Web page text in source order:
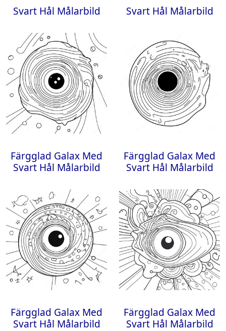
Svart Hål Målarbild Svart Hål Målarbild
Färgglad Galax Med
Svart Hål Målarbild
Färgglad Galax Med
Svart Hål Målarbild
Färgglad Galax Med
Svart Hål Målarbild
Färgglad Galax Med
Svart Hål Målarbild